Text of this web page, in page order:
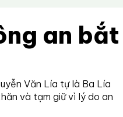
an bắt
Văn Lía tự là Ba Lía
và tạm giữ vì lý do an